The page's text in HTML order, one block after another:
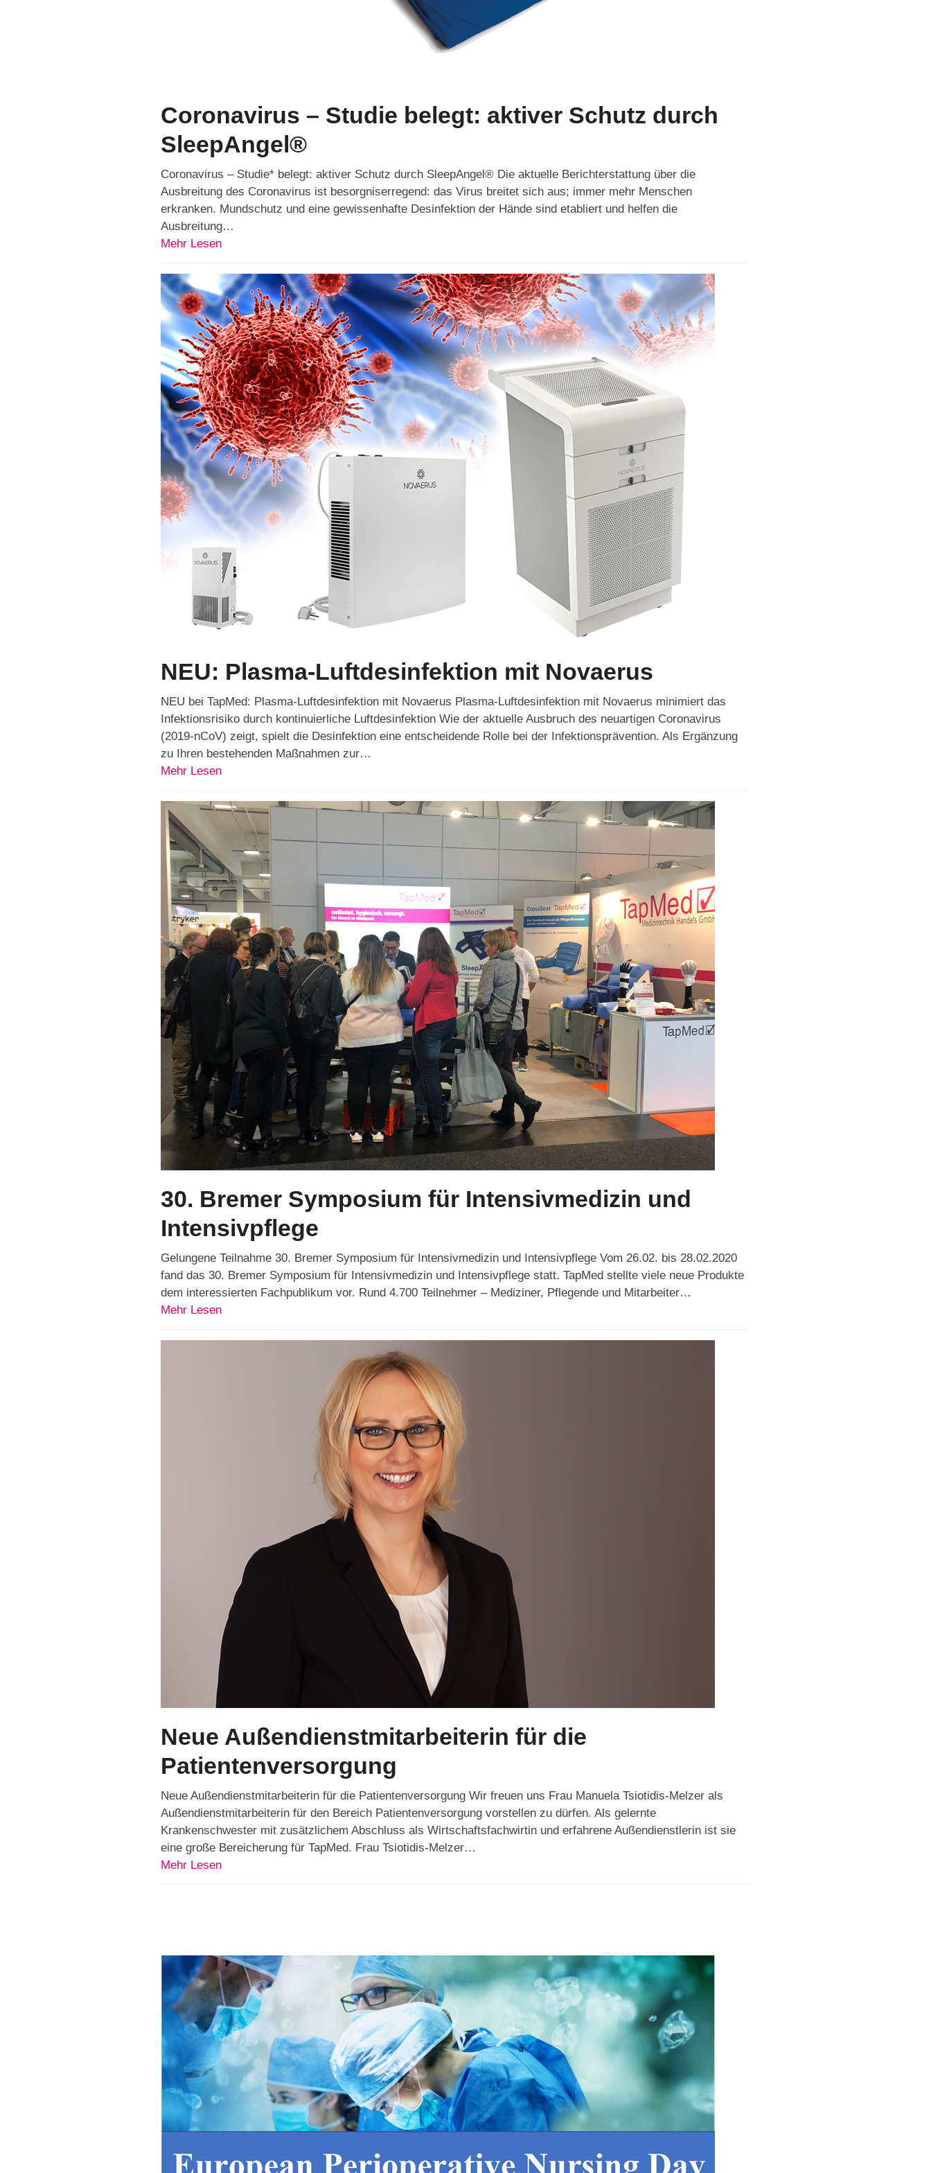
Coronavirus – Studie belegt: aktiver Schutz durch
SleepAngel®
Coronavirus – Studie* belegt: aktiver Schutz durch SleepAngel® Die aktuelle Berichterstattung über die
Ausbreitung des Coronavirus ist besorgniserregend: das Virus breitet sich aus; immer mehr Menschen
erkranken. Mundschutz und eine gewissenhafte Desinfektion der Hände sind etabliert und helfen die
Ausbreitung…
Mehr Lesen
NEU: Plasma-Luftdesinfektion mit Novaerus
NEU bei TapMed: Plasma-Luftdesinfektion mit Novaerus Plasma-Luftdesinfektion mit Novaerus minimiert das
Infektionsrisiko durch kontinuierliche Luftdesinfektion Wie der aktuelle Ausbruch des neuartigen Coronavirus
(2019-nCoV) zeigt, spielt die Desinfektion eine entscheidende Rolle bei der Infektionsprävention. Als Ergänzung
zu Ihren bestehenden Maßnahmen zur…
Mehr Lesen
30. Bremer Symposium für Intensivmedizin und
Intensivpflege
Gelungene Teilnahme 30. Bremer Symposium für Intensivmedizin und Intensivpflege Vom 26.02. bis 28.02.2020
fand das 30. Bremer Symposium für Intensivmedizin und Intensivpflege statt. TapMed stellte viele neue Produkte
dem interessierten Fachpublikum vor. Rund 4.700 Teilnehmer – Mediziner, Pflegende und Mitarbeiter…
Mehr Lesen
Neue Außendienstmitarbeiterin für die
Patientenversorgung
Neue Außendienstmitarbeiterin für die Patientenversorgung Wir freuen uns Frau Manuela Tsiotidis-Melzer als
Außendienstmitarbeiterin für den Bereich Patientenversorgung vorstellen zu dürfen. Als gelernte
Krankenschwester mit zusätzlichem Abschluss als Wirtschaftsfachwirtin und erfahrene Außendienstlerin ist sie
eine große Bereicherung für TapMed. Frau Tsiotidis-Melzer…
Mehr Lesen